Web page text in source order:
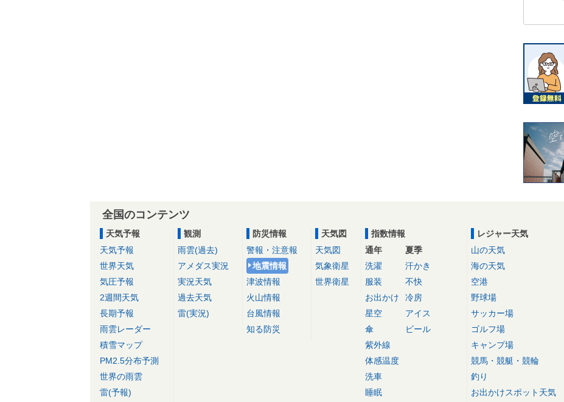
全国のコンテンツ
天気予報
天気予報
世界天気
気圧予報
2週間天気
長期予報
雨雲レーダー
積雪マップ
PM2.5分布予測
世界の雨雲
雷(予報)
観測
雨雲(過去)
アメダス実況
実況天気
過去天気
雷(実況)
防災情報
警報・注意報
地震情報
津波情報
火山情報
台風情報
知る防災
天気図
天気図
気象衛星
世界衛星
指数情報
通年
洗濯
服装
お出かけ
星空
傘
紫外線
体感温度
洗車
睡眠
夏季
汗かき
不快
冷房
アイス
ビール
レジャー天気
山の天気
海の天気
空港
野球場
サッカー場
ゴルフ場
キャンプ場
競馬・競艇・競輪
釣り
お出かけスポット天気